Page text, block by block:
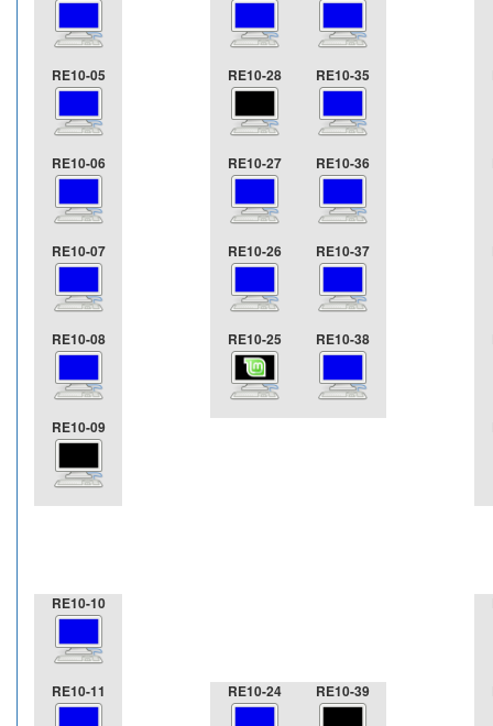
RE10-05 RE10-28 RE10-35
RE10-06 RE10-27 RE10-36
RE10-07 RE10-26 RE10-37
RE10-08 RE10-25 RE10-38
RE10-09
RE10-10
RE10-11 RE10-24 RE10-39